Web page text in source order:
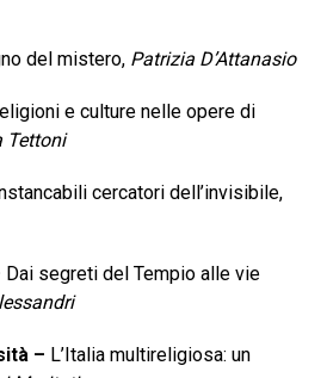
del mistero, Patrizia D’Attanasio
e culture nelle opere di
Tettoni
cercatori dell’invisibile,
Dai segreti del Tempio alle vie
– L’Italia multireligiosa: un